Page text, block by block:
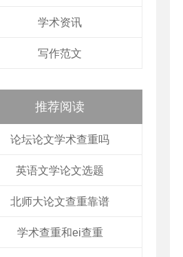
学术资讯
写作范文
推荐阅读
论坛论文学术查重吗
英语文学论文选题
北师大论文查重靠谱
学术查重和ei查重